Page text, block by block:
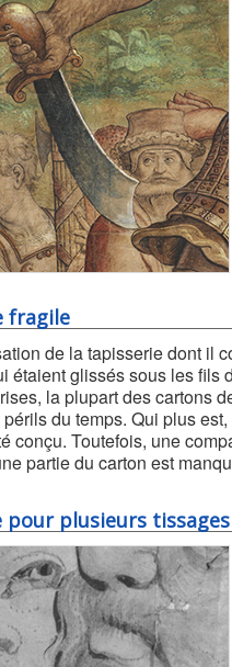
fragile
de la tapisserie dont il
étaient glissés sous les fils
la plupart des cartons
du temps. Qui plus
conçu. Toutefois, une
partie du carton est
pour plusieurs tissages